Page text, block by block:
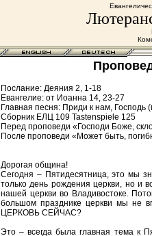
Послание: Деяния 2, 1-18
Евангелие: от Иоанна 14, 23-27
Главная песня: Приди к нам, Господь
Сборник ЕЛЦ 109 Tastenspiele 125
Перед проповеди «Господи Боже,
После проповеди «Может быть,
Дорогая община!
Сегодня – Пятидесятница, это мы
только день рождения церкви, но и
нашей церкви во Владивостоке.
большом празднике церкви мы не
ЦЕРКОВЬ СЕЙЧАС?
Это – всегда была главная тема к